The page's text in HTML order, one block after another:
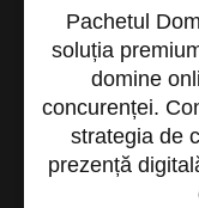
Pachetul
soluția
domine
concurenței.
strategia de
prezență